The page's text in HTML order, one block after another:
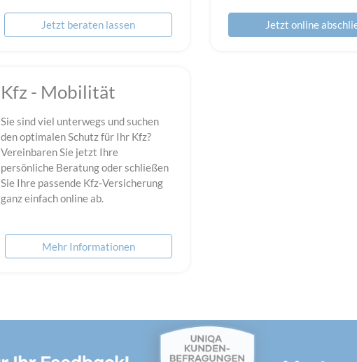
Jetzt beraten lassen Jetzt online
Kfz - Mobilität
Sie sind viel unterwegs und suchen
den optimalen Schutz für Ihr Kfz?
Vereinbaren Sie jetzt Ihre
persönliche Beratung oder schließen
Sie Ihre passende Kfz‑Versicherung
ganz einfach online ab.
Mehr Informationen